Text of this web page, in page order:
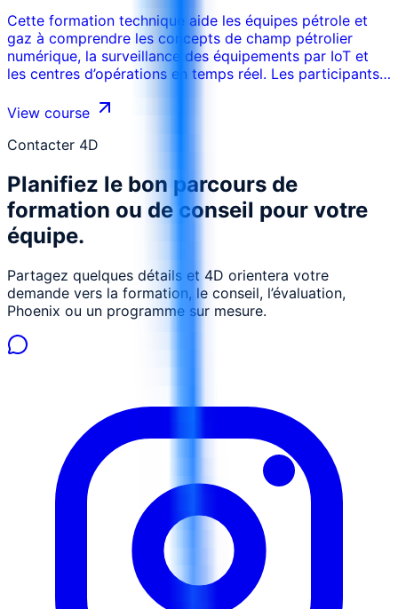
parties prenantes concernées.
Cette formation technique aide les équipes pétrole et
gaz à comprendre les concepts de champ pétrolier
numérique, la surveillance des équipements par IoT et
les centres d’opérations en temps réel. Les participants
collectées, validées, visualisées et utilisées pour la
décision opérationnelle rapide.
View course
Contacter 4D
Planifiez le bon parcours de
formation ou de conseil pour votre
équipe.
Partagez quelques détails et 4D orientera votre
demande vers la formation, le conseil, l’évaluation,
Phoenix ou un programme sur mesure.